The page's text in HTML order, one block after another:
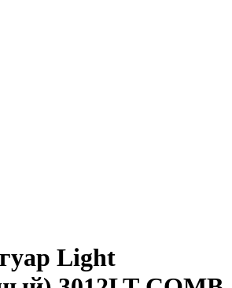
Light